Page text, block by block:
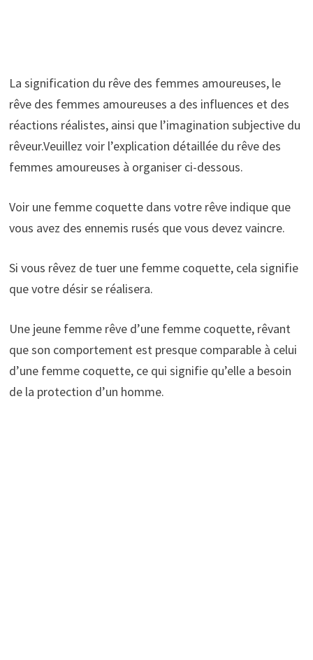
La signification du rêve des femmes amoureuses, le
rêve des femmes amoureuses a des influences et des
réactions réalistes, ainsi que l’imagination subjective du
rêveur.Veuillez voir l’explication détaillée du rêve des
femmes amoureuses à organiser ci-dessous.
Voir une femme coquette dans votre rêve indique que
vous avez des ennemis rusés que vous devez vaincre.
Si vous rêvez de tuer une femme coquette, cela signifie
que votre désir se réalisera.
Une jeune femme rêve d’une femme coquette, rêvant
que son comportement est presque comparable à celui
d’une femme coquette, ce qui signifie qu’elle a besoin
de la protection d’un homme.